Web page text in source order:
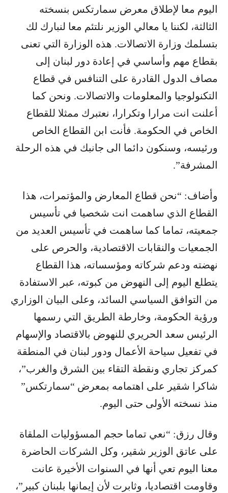
اليوم معا لإطلاق معرض سمارتكس بنسخته
الثالثة، لكننا يا معالي الوزير نلتئم معا لنبارك لك
بتسلمك وزارة الاتصالات. هذه الوزارة التي تعنى
بقطاع مهم وأساسي في إعادة دور لبنان إلى
مصاف الدول القادرة على التنافس في قطاع
التكنولوجيا والمعلومات والاتصالات. ونحن كما
أعلنت انت مرارا وتكرارا، نعتبرك ممثلا للقطاع
الخاص في الحكومة. فأنت ابن القطاع الخاص
ورئيسه، وسنكون دائما الى جانبك في هذه الرحلة
المشرفة”.
وأضاف: “نحن قطاع المعارض والمؤتمرات، هذا
القطاع الذي ساهمت انت شخصيا في تأسيس
جمعيته، تماما كما ساهمت في تأسيس العديد من
الجمعيات والنقابات الاقتصادية، والحرص على
نهضته ودعم شركاته ومؤسساته، هذا القطاع
يتطلع اليوم إلى النهوض من كبوته، عبر الاستفادة
من التوافق السياسي السائد، وعلى البيان الوزاري
ورؤية الحكومة، وخارطة الطريق التي رسمها
الرئيس سعد الحريري للنهوض بالاقتصاد والإسهام
في تفعيل سياحة الأعمال ودور لبنان في المنطقة
كمركز تجاري ونقطة التقاء بين الشرق والغرب”،
شاكرا شقير على اهتمامه بمعرض “سمارتكس”
منذ نسخته الأولى حتى اليوم.
وقال رزق: “نعي تماما حجم المسؤوليات الملقاة
على عاتق الوزير شقير، وكل الشركات الحاضرة
معنا اليوم تعي أنها في السنوات الأخيرة عانت
وقاومت اقتصاديا، وثابرت لأن إيمانها بلبنان كبير”،